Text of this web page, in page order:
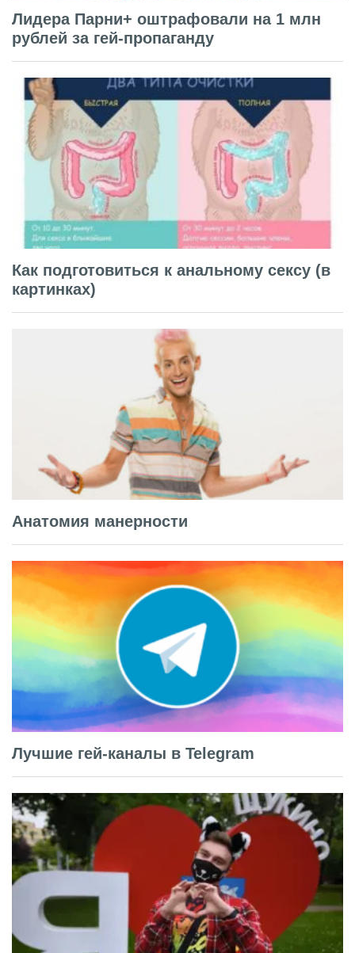
Лидера Парни+ оштрафовали на 1 млн
рублей за гей-пропаганду
Как подготовиться к анальному сексу (в
картинках)
Анатомия манерности
Лучшие гей-каналы в Telegram